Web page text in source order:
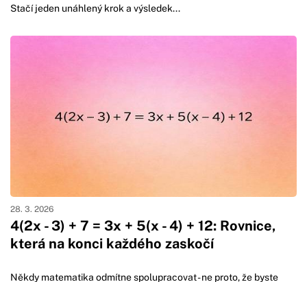
Stačí jeden unáhlený krok a výsledek...
4(2x - 3) + 7 = 3x + 5(x - 4) + 12: Rovnice,
která na konci každého zaskočí
28. 3. 2026
Někdy matematika odmítne spolupracovat - ne proto, že byste